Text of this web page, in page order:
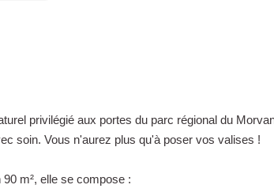
privilégié aux portes du parc régional du
soin. Vous n'aurez plus qu'à poser vos valises !
m², elle se compose :